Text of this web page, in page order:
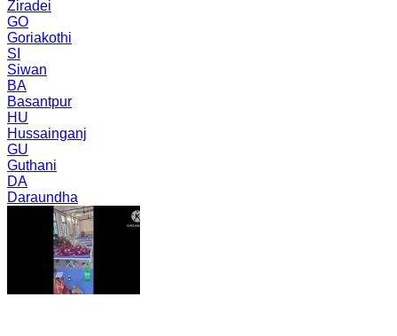
Ziradei
GO
Goriakothi
SI
Siwan
BA
Basantpur
HU
Hussainganj
GU
Guthani
DA
Daraundha